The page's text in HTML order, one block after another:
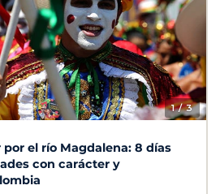
1/ 3
el río Magdalena: 8 días
con carácter y